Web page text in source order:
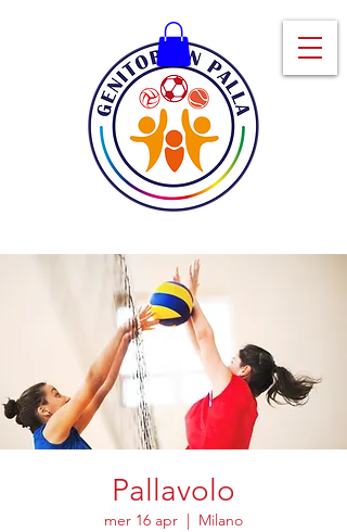
Pallavolo
mer 16 apr
  |
Milano